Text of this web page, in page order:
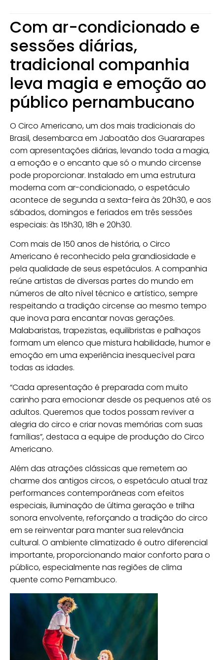
Com ar-condicionado e
sessões diárias,
tradicional companhia
leva magia e emoção ao
público pernambucano
O Circo Americano, um dos mais tradicionais do
Brasil, desembarca em Jaboatão dos Guararapes
com apresentações diárias, levando toda a magia,
a emoção e o encanto que só o mundo circense
pode proporcionar. Instalado em uma estrutura
moderna com ar-condicionado, o espetáculo
acontece de segunda a sexta-feira às 20h30, e aos
sábados, domingos e feriados em três sessões
especiais: às 15h30, 18h e 20h30.
Com mais de 150 anos de história, o Circo
Americano é reconhecido pela grandiosidade e
pela qualidade de seus espetáculos. A companhia
reúne artistas de diversas partes do mundo em
números de alto nível técnico e artístico, sempre
respeitando a tradição circense ao mesmo tempo
que inova para encantar novas gerações.
Malabaristas, trapezistas, equilibristas e palhaços
formam um elenco que mistura habilidade, humor e
emoção em uma experiência inesquecível para
todas as idades.
“Cada apresentação é preparada com muito
carinho para emocionar desde os pequenos até os
adultos. Queremos que todos possam reviver a
alegria do circo e criar novas memórias com suas
famílias”, destaca a equipe de produção do Circo
Americano.
Além das atrações clássicas que remetem ao
charme dos antigos circos, o espetáculo atual traz
performances contemporâneas com efeitos
especiais, iluminação de última geração e trilha
sonora envolvente, reforçando a tradição do circo
em se reinventar para manter sua relevância
cultural. O ambiente climatizado é outro diferencial
importante, proporcionando maior conforto para o
público, especialmente nas regiões de clima
quente como Pernambuco.